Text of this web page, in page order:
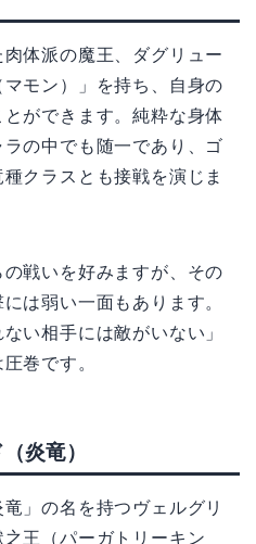
肉体派の魔王、ダグリュー
モン）」を持ち、自身の
ができます。純粋な身体
の中でも随一であり、ゴ
クラスとも接戦を演じま
戦いを好みますが、その
は弱い一面もあります。
い相手には敵がいない」
巻です。
炎竜）
」の名を持つヴェルグリ
王（パーガトリーキン